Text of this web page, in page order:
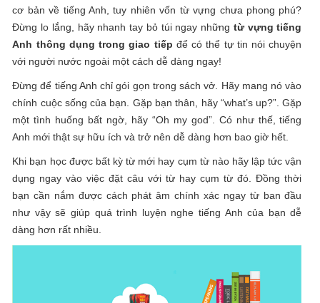
cơ bản về tiếng Anh, tuy nhiên vốn từ vựng chưa phong phú?
Đừng lo lắng, hãy nhanh tay bỏ túi ngay những từ vựng tiếng
Anh thông dụng trong giao tiếp để có thể tự tin nói chuyện
với người nước ngoài một cách dễ dàng ngay!
Đừng để tiếng Anh chỉ gói gọn trong sách vở. Hãy mang nó vào
chính cuộc sống của bạn. Gặp bạn thân, hãy “what’s up?”. Gặp
một tình huống bất ngờ, hãy “Oh my god”. Có như thế, tiếng
Anh mới thật sự hữu ích và trở nên dễ dàng hơn bao giờ hết.
Khi bạn học được bất kỳ từ mới hay cụm từ nào hãy lập tức vận
dụng ngay vào việc đặt câu với từ hay cụm từ đó. Đồng thời
bạn cần nắm được cách phát âm chính xác ngay từ ban đầu
như vậy sẽ giúp quá trình luyện nghe tiếng Anh của bạn dễ
dàng hơn rất nhiều.